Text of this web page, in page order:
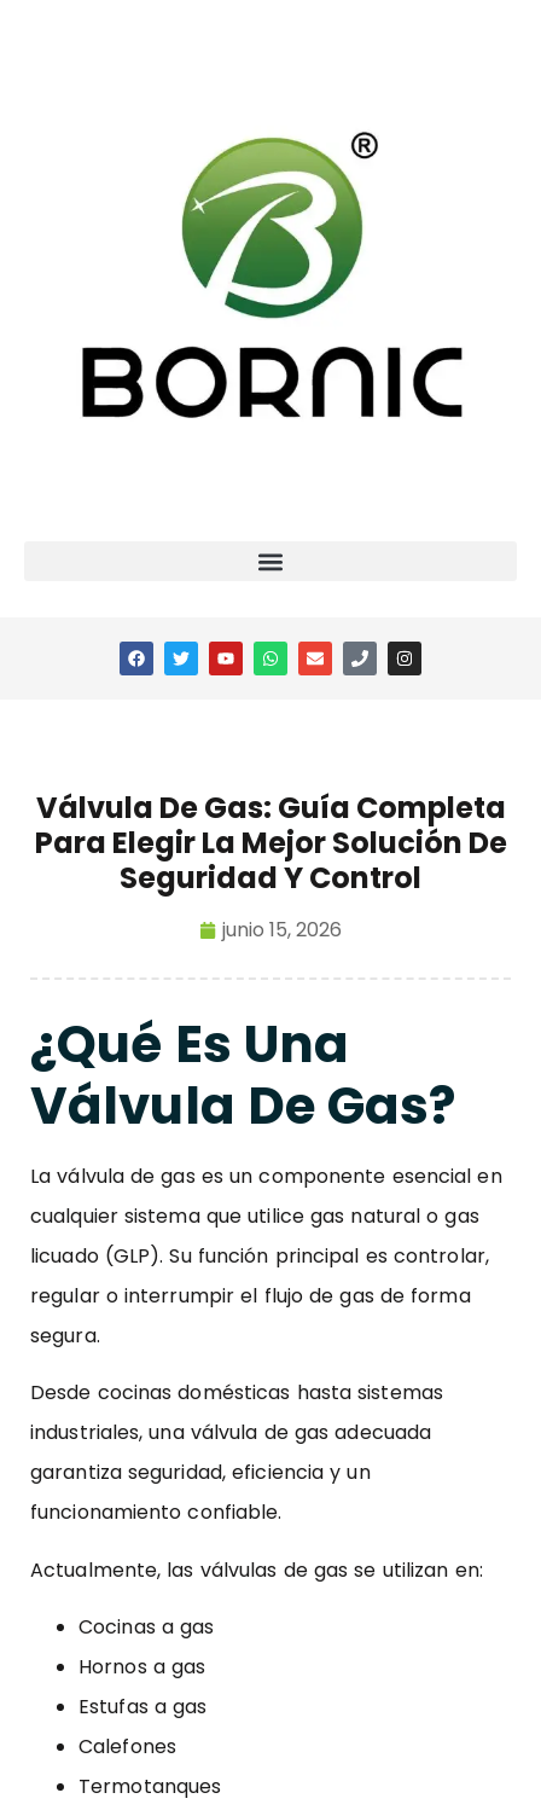
Válvula De Gas: Guía Completa
Para Elegir La Mejor Solución De
Seguridad Y Control
junio 15, 2026
¿Qué Es Una
Válvula De Gas?
La válvula de gas es un componente esencial en
cualquier sistema que utilice gas natural o gas
licuado (GLP). Su función principal es controlar,
regular o interrumpir el flujo de gas de forma
segura.
Desde cocinas domésticas hasta sistemas
industriales, una válvula de gas adecuada
garantiza seguridad, eficiencia y un
funcionamiento confiable.
Actualmente, las válvulas de gas se utilizan en:
Cocinas a gas
Hornos a gas
Estufas a gas
Calefones
Termotanques